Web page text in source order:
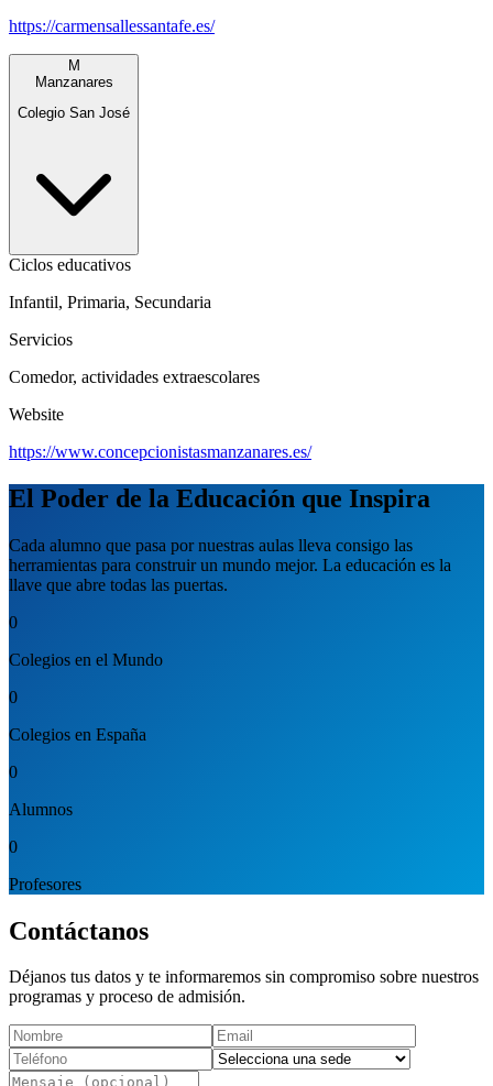
https://carmensallessantafe.es/
M
Manzanares
Colegio San José
Ciclos educativos
Infantil, Primaria, Secundaria
Servicios
Comedor, actividades extraescolares
Website
https://www.concepcionistasmanzanares.es/
El Poder de la Educación que Inspira
Cada alumno que pasa por nuestras aulas lleva consigo las
herramientas para construir un mundo mejor. La educación es la
llave que abre todas las puertas.
0
Colegios en el Mundo
0
Colegios en España
0
Alumnos
0
Profesores
Contáctanos
Déjanos tus datos y te informaremos sin compromiso sobre nuestros
programas y proceso de admisión.